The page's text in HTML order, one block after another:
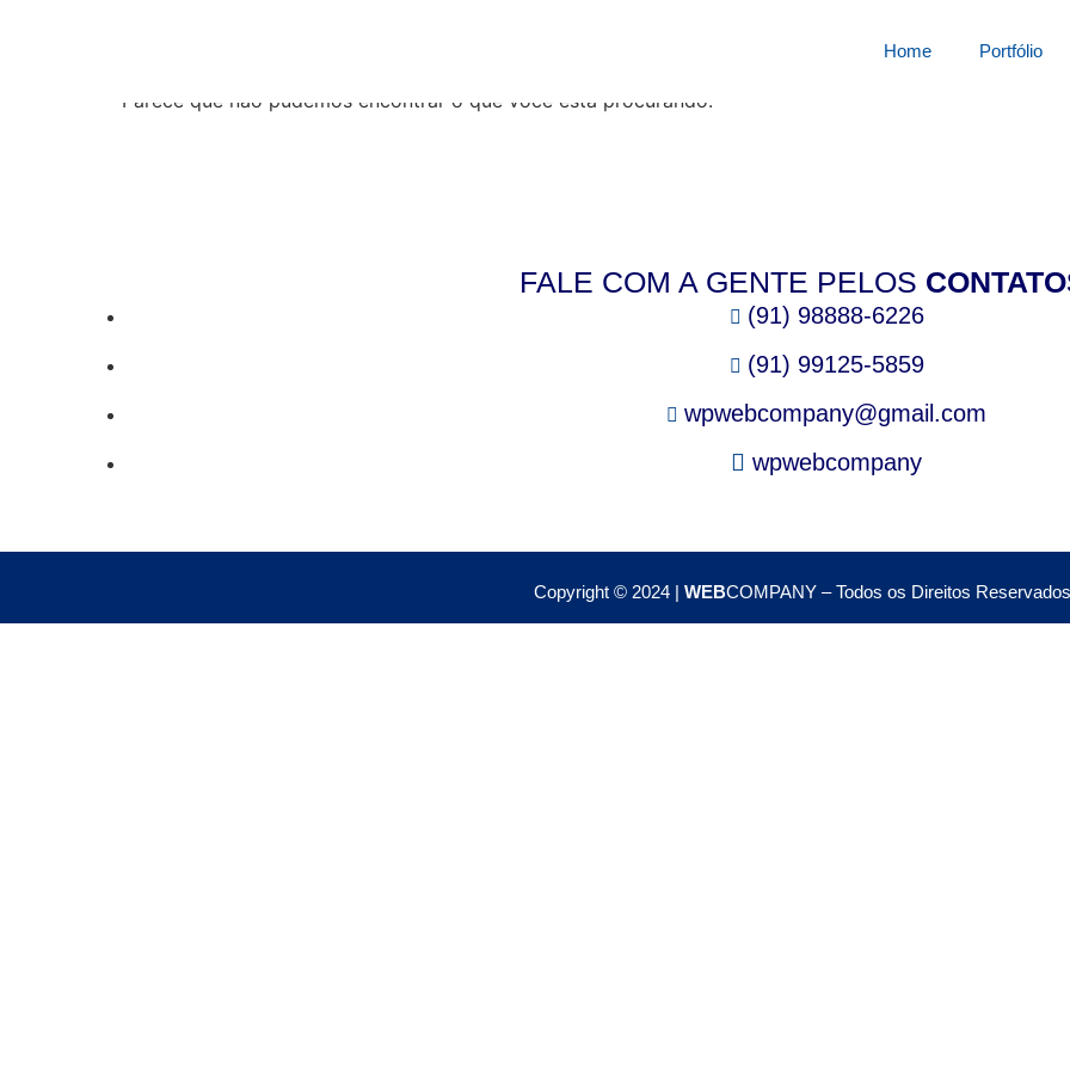
Home Portfólio
Parece que não pudemos encontrar o que você está procurando.
FALE COM A GENTE PELOS
(91) 98888-6226
(91) 99125-5859
wpwebcompany@gmail.com
wpwebcompany
Copyright © 2024 | WEBCOMPANY – Todos os Direitos Reservados